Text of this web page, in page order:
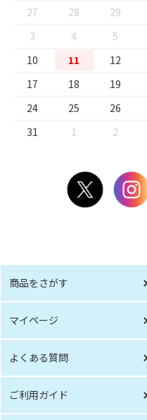
27
28 29
3
4 5
10
11 12
17
18 19
24
25 26
31
1 2
商品をさがす
マイページ
よくある質問
ご利用ガイド